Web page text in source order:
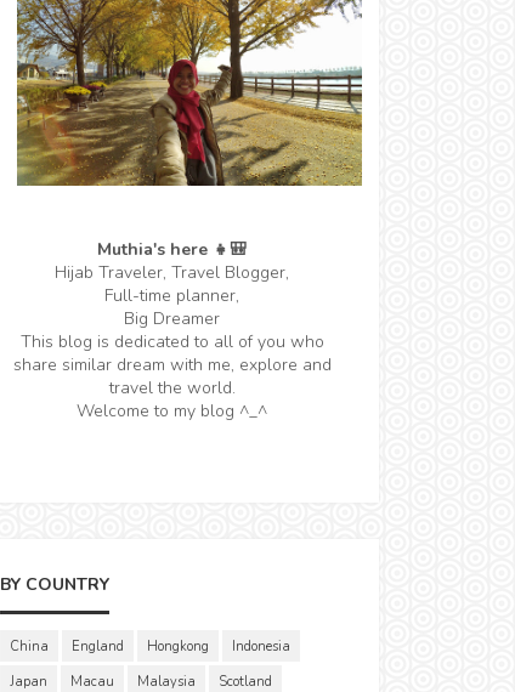
Muthia's here 👧🎒
Hijab Traveler, Travel Blogger,
Full-time planner,
Big Dreamer
This blog is dedicated to all of you who
share similar dream with me, explore and
travel the world.
Welcome to my blog ^_^
BY COUNTRY
China England Hongkong
Indonesia
Japan
Macau Malaysia
Scotland